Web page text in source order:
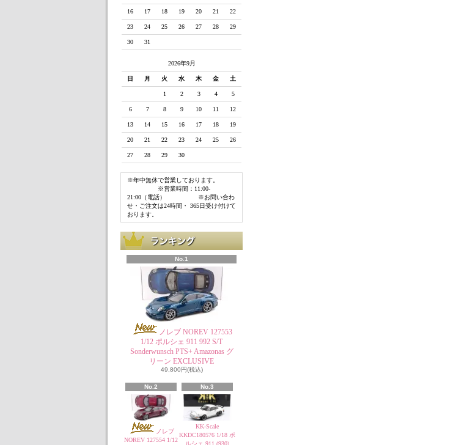
16 17 18 19 20 21 22
23 24 25 26 27 28 29
30 31
2026年9月
日 月 火 水 木 金 土
1 2 3 4 5
6 7 8 9 10 11 12
13 14 15 16 17 18 19
20 21 22 23 24 25 26
27 28 29 30
※年中無休で営業しております。
※営業時間：11:00-
21:00（電話） ※お問い合わ
せ・ご注文は24時間・ 365日受け付けて
おります。
No.1
ノレブ NOREV 127553
1/12 ポルシェ 911 992 S/T
Sonderwunsch PTS+ Amazonas グ
リーン EXCLUSIVE
49,800円(税込)
No.2
ノレブ
NOREV 127554 1/12
No.3
KK-Scale
KKDC180576 1/18 ポ
ルシェ 911 (930)